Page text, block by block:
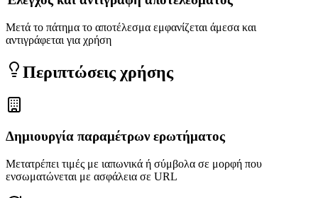
Μετά το πάτημα το αποτέλεσμα εμφανίζεται άμεσα και
αντιγράφεται για χρήση
Περιπτώσεις χρήσης
Δημιουργία παραμέτρων ερωτήματος
Μετατρέπει τιμές με ιαπωνικά ή σύμβολα σε μορφή που
ενσωματώνεται με ασφάλεια σε URL